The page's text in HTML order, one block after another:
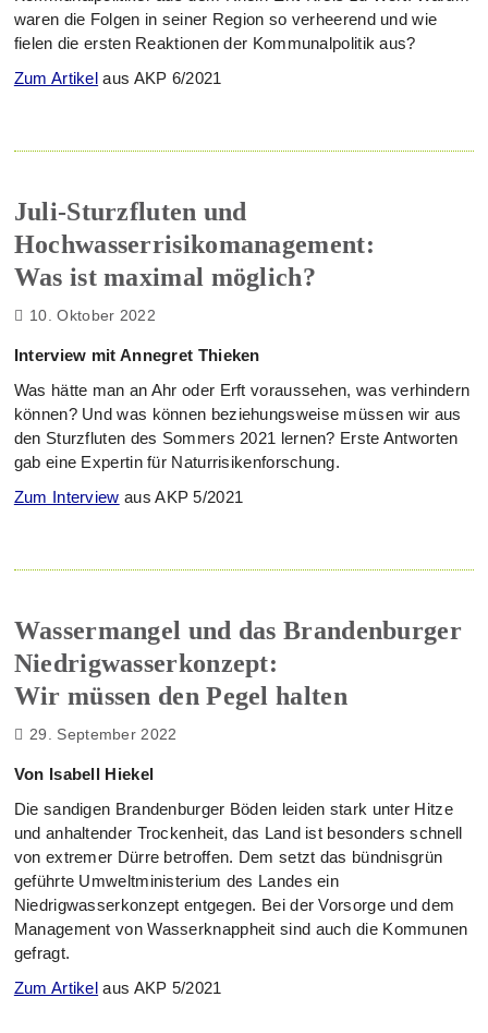
waren die Folgen in seiner Region so verheerend und wie
fielen die ersten Reaktionen der Kommunalpolitik aus?
Zum Artikel aus AKP 6/2021
Juli-Sturzfluten und
Hochwasserrisikomanagement:
Was ist maximal möglich?
10. Oktober 2022
Interview mit Annegret Thieken
Was hätte man an Ahr oder Erft voraussehen, was verhindern
können? Und was können beziehungsweise müssen wir aus
den Sturzfluten des Sommers 2021 lernen? Erste Antworten
gab eine Expertin für Naturrisikenforschung.
Zum Interview aus AKP 5/2021
Wassermangel und das Brandenburger
Niedrigwasserkonzept:
Wir müssen den Pegel halten
29. September 2022
Von Isabell Hiekel
Die sandigen Brandenburger Böden leiden stark unter Hitze
und anhaltender Trockenheit, das Land ist besonders schnell
von extremer Dürre betroffen. Dem setzt das bündnisgrün
geführte Umweltministerium des Landes ein
Niedrigwasserkonzept entgegen. Bei der Vorsorge und dem
Management von Wasserknappheit sind auch die Kommunen
gefragt.
Zum Artikel aus AKP 5/2021